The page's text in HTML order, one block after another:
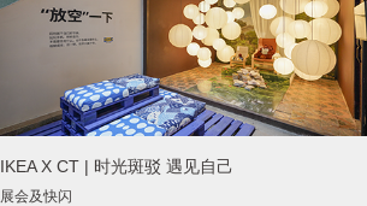
IKEA X CT | 时光斑驳 遇见自己
展会及快闪